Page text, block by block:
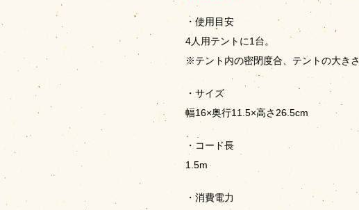
・使用目安
4人用テントに1台。
※テント内の密閉度合、テントの大き
・サイズ
幅16×奥行11.5×高さ26.5cm
・コード長
1.5m
・消費電力